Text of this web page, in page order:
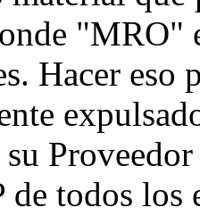
"MRO"
Hacer eso
de todos los